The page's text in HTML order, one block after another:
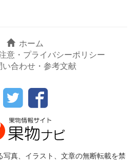
ホーム
意・プライバシーポリシー
い合わせ・参考文献
写真、イラスト、文章の無断転載を禁